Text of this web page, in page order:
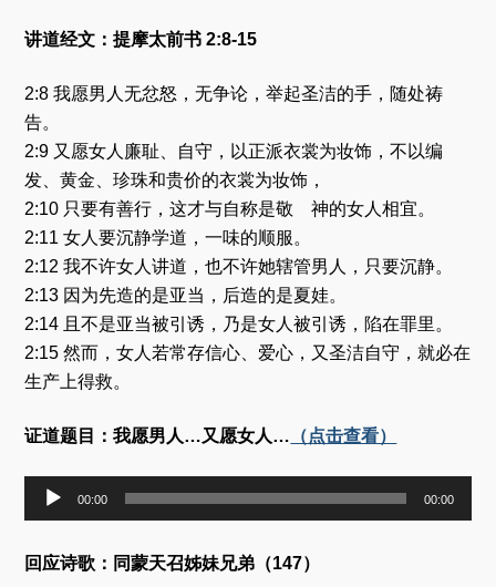
讲道经文：提摩太前书 2:8-15
2:8 我愿男人无忿怒，无争论，举起圣洁的手，随处祷
告。
2:9 又愿女人廉耻、自守，以正派衣裳为妆饰，不以编
发、黄金、珍珠和贵价的衣裳为妆饰，
2:10 只要有善行，这才与自称是敬 神的女人相宜。
2:11 女人要沉静学道，一味的顺服。
2:12 我不许女人讲道，也不许她辖管男人，只要沉静。
2:13 因为先造的是亚当，后造的是夏娃。
2:14 且不是亚当被引诱，乃是女人被引诱，陷在罪里。
2:15 然而，女人若常存信心、爱心，又圣洁自守，就必在
生产上得救。
证道题目：我愿男人…又愿女人… （点击查看）
放
00:00 00:00
回应诗歌：同蒙天召姊妹兄弟（147）